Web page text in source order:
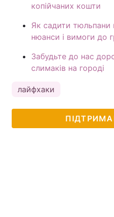
копійчаних кошти
Як садити тюльпани
нюанси і вимоги до
Забудьте до нас
слимаків на городі
лайфхаки